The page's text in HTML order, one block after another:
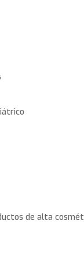
de alta